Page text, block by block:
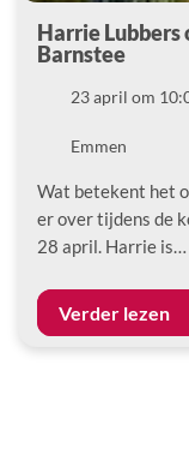
Harrie Lubbers
Barnstee
Datum23 april om
LocatieEmmen
Wat betekent het
er over tijdens de
28 april. Harrie is…
Verder lezen